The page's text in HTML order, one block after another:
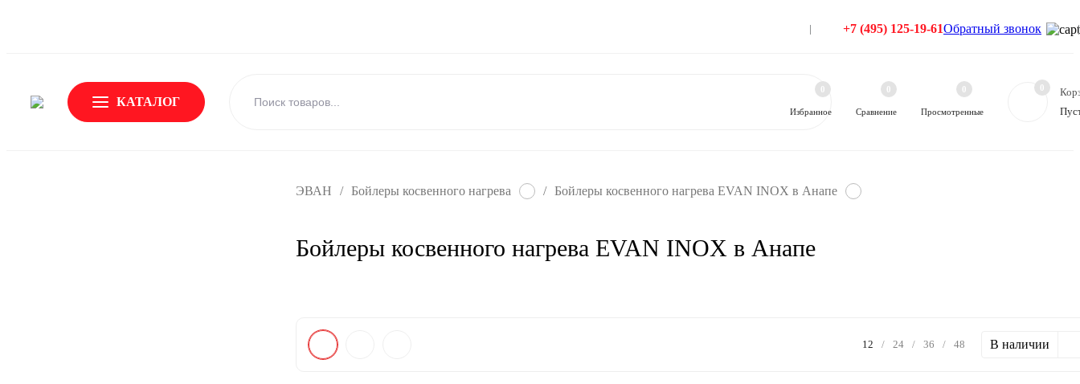
+7 (495) 125-19-61Обратный звонок
КАТАЛОГ
Избранное
0
Сравнение
0
Просмотренные
0 0
ЭВАН / Бойлеры косвенного нагрева / Бойлеры косвенного нагрева EVAN INOX в Анапе
Бойлеры косвенного нагрева EVAN INOX в Анапе
12 / 24 / 36 / 48 В наличии